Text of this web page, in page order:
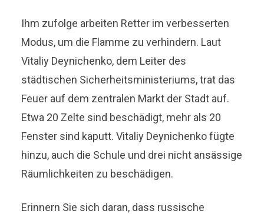
Ihm zufolge arbeiten Retter im verbesserten
Modus, um die Flamme zu verhindern. Laut
Vitaliy Deynichenko, dem Leiter des
städtischen Sicherheitsministeriums, trat das
Feuer auf dem zentralen Markt der Stadt auf.
Etwa 20 Zelte sind beschädigt, mehr als 20
Fenster sind kaputt. Vitaliy Deynichenko fügte
hinzu, auch die Schule und drei nicht ansässige
Räumlichkeiten zu beschädigen.
Erinnern Sie sich daran, dass russische